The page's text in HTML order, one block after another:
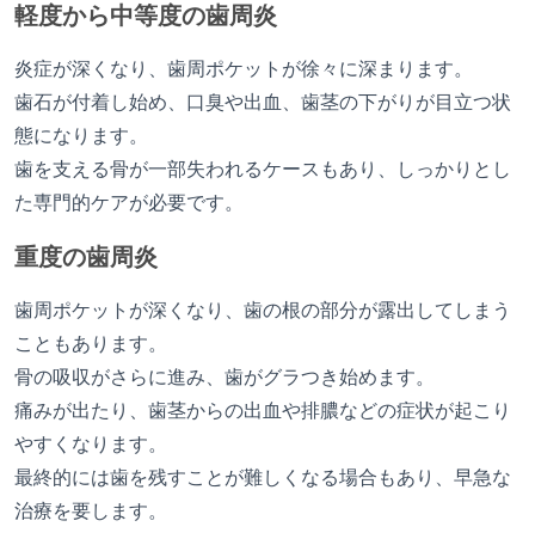
軽度から中等度の歯周炎
炎症が深くなり、歯周ポケットが徐々に深まります。
歯石が付着し始め、口臭や出血、歯茎の下がりが目立つ状
態になります。
歯を支える骨が一部失われるケースもあり、しっかりとし
た専門的ケアが必要です。
重度の歯周炎
歯周ポケットが深くなり、歯の根の部分が露出してしまう
こともあります。
骨の吸収がさらに進み、歯がグラつき始めます。
痛みが出たり、歯茎からの出血や排膿などの症状が起こり
やすくなります。
最終的には歯を残すことが難しくなる場合もあり、早急な
治療を要します。